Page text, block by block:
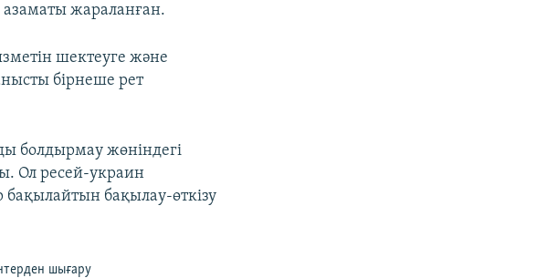
жараланған.
шектеуге және
бірнеше рет
болдырмау жөніндегі
Ол ресей-украин
бақылайтын бақылау-өткізу
шығару